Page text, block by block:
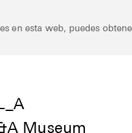
en esta web, puedes
Author
Uses
Museum